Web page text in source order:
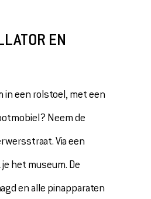
EN
in een rolstoel, met een
Neem de
Via een
het museum. De
en alle pinapparaten